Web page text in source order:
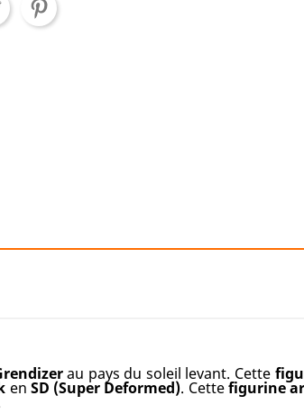
au pays du soleil levant. Cette
en SD (Super Deformed). Cettefigurine